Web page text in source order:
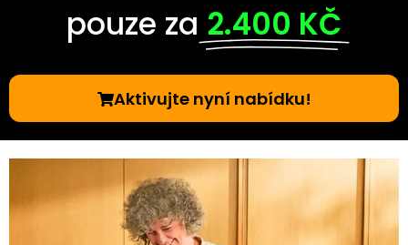
pouze za 2.400 KČ
Aktivujte nyní nabídku!